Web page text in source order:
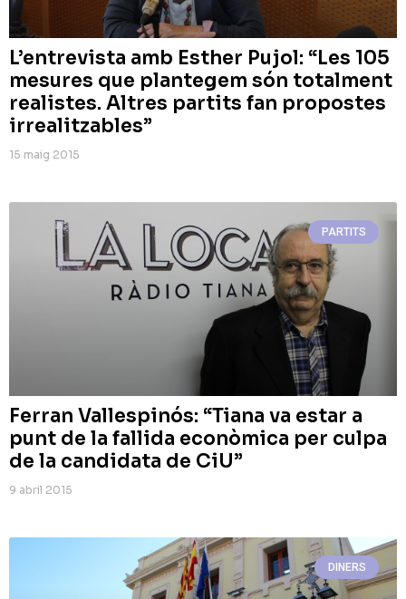
L’entrevista amb Esther Pujol: “Les 105
mesures que plantegem són totalment
realistes. Altres partits fan propostes
irrealitzables”
15 maig 2015
PARTITS
Ferran Vallespinós: “Tiana va estar a
punt de la fallida econòmica per culpa
de la candidata de CiU”
9 abril 2015
DINERS